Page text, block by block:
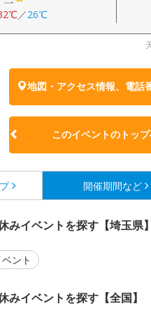
／26℃
地図・アクセス情報、電話
このイベントのトッ
開催期間など
みイベントを探す【埼玉県】
ント
みイベントを探す【全国】